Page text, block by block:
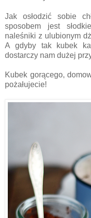
Jak osłodzić sobie
sposobem jest
naleśniki z ulubionym
A gdyby tak kubek
dostarczy nam dużej
Kubek gorącego,
pożałujecie!